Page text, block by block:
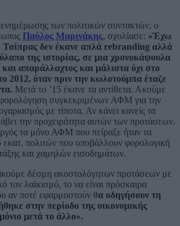
ενημέρωσης των πολιτικών συντακτών, ο
Παύλος Μαρινάκης, σχολίασε: «Έχω
Τσίπρας δεν έκανε απλά rebranding αλλά
της ιστορίας, σε μια χρονοκάψουλα
και απαράλλαχτος και μάλιστα όχι στο
2012, όταν πριν την κωλοτούμπα έταζε
Μετά το ’15 έκανε τα αντίθετα. Ακούμε
φορολόγηση συγκεκριμένων ΑΦΜ για την
με τίποτα. Αν κάνει κανείς τα
την προχειρότητα αυτών των προτάσεων.
τα μόνο ΑΦΜ που πείραξε ήταν τα
εκατ. πολιτών που υποβάλλουν φορολογική
και χαμηλών εισοδημάτων.
δέσμη ακοστολόγητων προτάσεων με
τον λαϊκισμό, το να είναι πρόσκαιρα
αν ποτέ εφαρμοστούν θα οδηγήσουν τη
στην περίοδο της οικονομικής
μετά το άλλο».